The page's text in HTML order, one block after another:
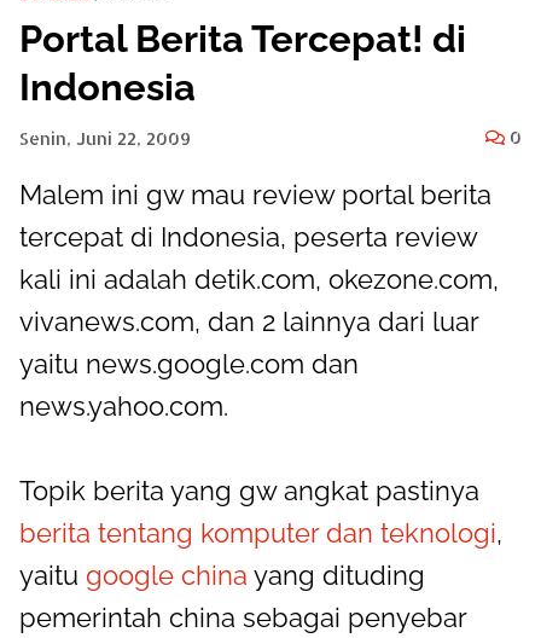
Portal Berita Tercepat! di
Indonesia
Senin, Juni 22, 2009 0
Malem ini gw mau review portal berita
tercepat di Indonesia, peserta review
kali ini adalah detik.com, okezone.com,
vivanews.com, dan 2 lainnya dari luar
yaitu news.google.com dan
news.yahoo.com.
Topik berita yang gw angkat pastinya
berita tentang komputer dan teknologi,
yaitu google china yang dituding
pemerintah china sebagai penyebar